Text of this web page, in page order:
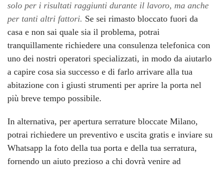
solo per i risultati raggiunti durante il lavoro, ma anche
per tanti altri fattori. Se sei rimasto bloccato fuori da
casa e non sai quale sia il problema, potrai
tranquillamente richiedere una consulenza telefonica con
uno dei nostri operatori specializzati, in modo da aiutarlo
a capire cosa sia successo e di farlo arrivare alla tua
abitazione con i giusti strumenti per aprire la porta nel
più breve tempo possibile.
In alternativa, per apertura serrature bloccate Milano,
potrai richiedere un preventivo e uscita gratis e inviare su
Whatsapp la foto della tua porta e della tua serratura,
fornendo un aiuto prezioso a chi dovrà venire ad